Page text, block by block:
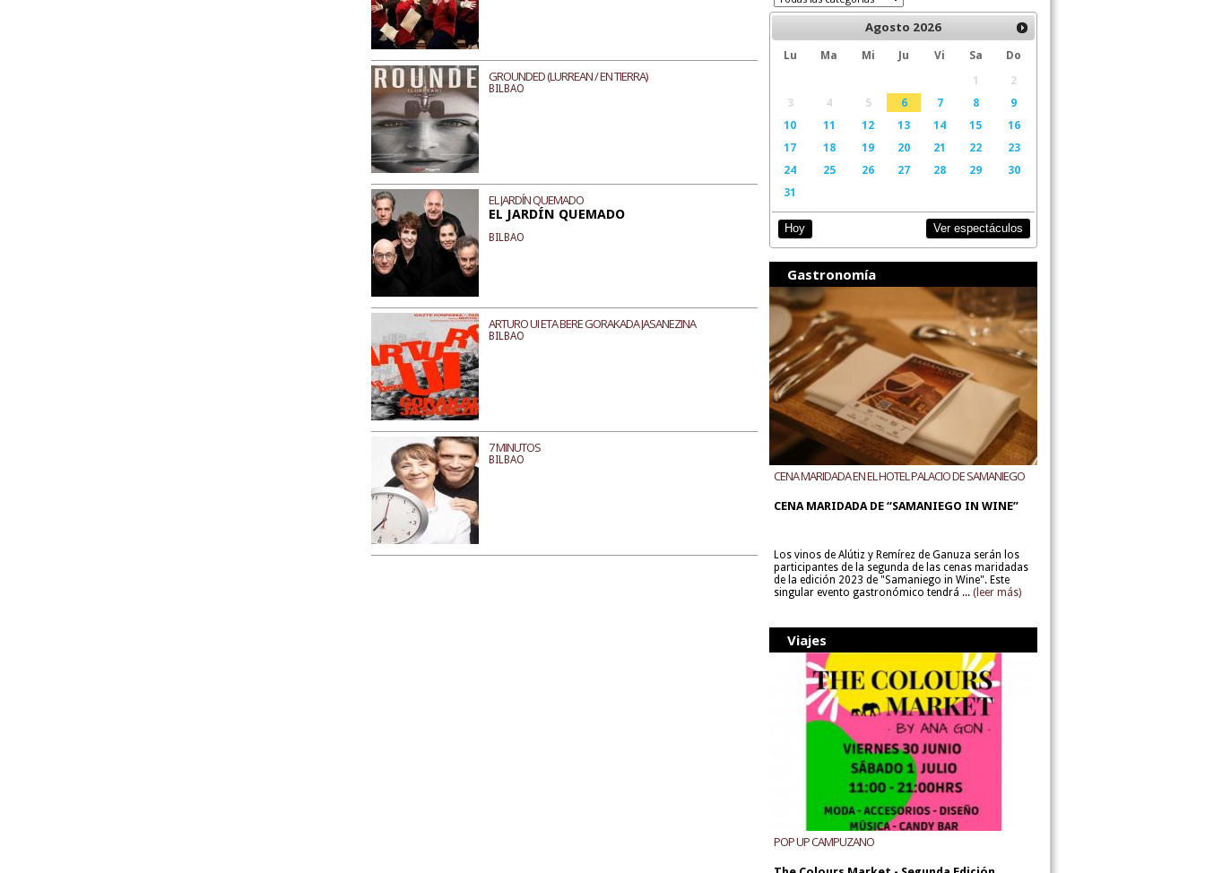
GROUNDED (LURREAN / EN TIERRA)
BILBAO
EL JARDÍN QUEMADO
EL JARDÍN QUEMADO
BILBAO
ARTURO UI ETA BERE GORAKADA JASANEZINA
BILBAO
7 MINUTOS
BILBAO
Agosto 2026
Lu Ma Mi Ju Vi Sa
Do
1
2
3
4 5 6 7 8
9
10
11 12 13 14 15
16
17
18 19 20 21 22
23
24
25 26 27 28 29
30
31
Hoy Ver espectáculos
Gastronomía
CENA MARIDADA EN EL HOTEL PALACIO DE SAMANIEGO
CENA MARIDADA DE “SAMANIEGO IN WINE”
Los vinos de Alútiz y Remírez de Ganuza serán los
participantes de la segunda de las cenas maridadas
de la edición 2023 de "Samaniego in Wine". Este
singular evento gastronómico tendrá ... (leer más)
Viajes
POP UP CAMPUZANO